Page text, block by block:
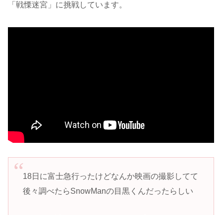
「戦慄迷宮」に挑戦しています。
18日に富士急行ったけどなんか映画の撮影してて
後々調べたらSnowManの目黒くんだったらしい